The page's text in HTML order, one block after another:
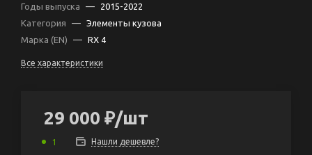
Годы выпуска
—
2015-2022
Категория
— Элементы кузова
Марка (EN)
— RX 4
Все характеристики
29 000 ₽/шт
1 Нашли дешевле?